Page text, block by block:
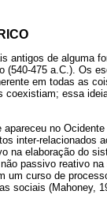
antigos de alguma
(540-475 a.C.). Os
em todas as
coexistiam; essa
no
inter-relacionados
na elaboração do
passivo reativo
um curso de
sociais (Mahoney,